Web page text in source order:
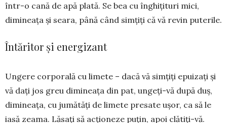
într-o ca­nă de apă pla­tă. Se bea cu înghiți­turi mici,
dimineața și seara, pâ­nă când simțiți că vă revin puterile.
Întăritor și energizant
Ungere corporală cu li­me­te – dacă vă simțiți epui­zați și
vă dați jos greu di­mineața din pat, ungeți-vă du­pă duș,
dimineața, cu jumătăți de li­mete pre­sate ușor, ca să le
iasă zea­ma. Lăsați să acționeze puțin, apoi clă­tiți-vă.